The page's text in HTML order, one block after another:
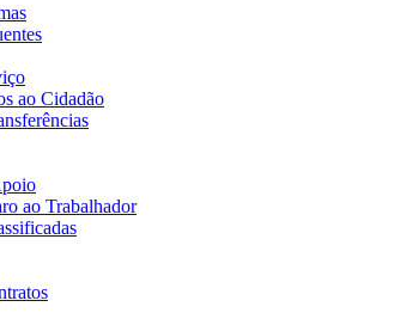
ao Cidadão
ao Trabalhador